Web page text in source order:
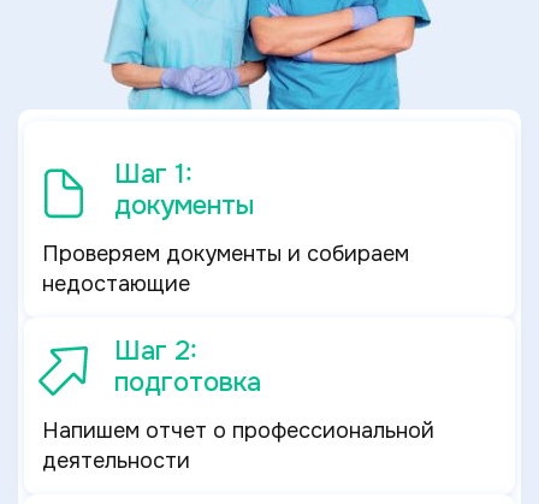
Шаг 1:
документы
Проверяем документы и собираем
недостающие
Шаг 2:
подготовка
Напишем отчет о профессиональной
деятельности